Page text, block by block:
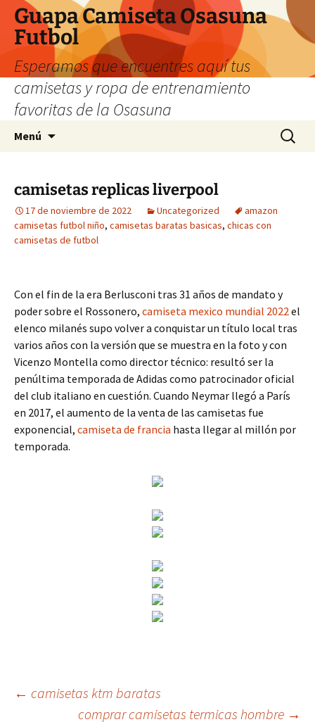
Guapa Camiseta Osasuna
Futbol
Esperamos que encuentres aquí tus
camisetas y ropa de entrenamiento
favoritas de la Osasuna
Menú Buscar:
camisetas replicas liverpool
17 de noviembre de 2022 Uncategorized
amazon
camisetas futbol niño, camisetas baratas basicas, chicas con
camisetas de futbol
Con el fin de la era Berlusconi tras 31 años de mandato y
poder sobre el Rossonero, camiseta mexico mundial 2022el
elenco milanés supo volver a conquistar un título local tras
varios años con la versión que se muestra en la foto y con
Vicenzo Montella como director técnico: resultó ser la
penúltima temporada de Adidas como patrocinador oficial
del club italiano en cuestión. Cuando Neymar llegó a París
en 2017, el aumento de la venta de las camisetas fue
exponencial, camiseta de francia hasta llegar al millón por
temporada.
Navegación
← camisetas ktm baratas
comprar camisetas termicas hombre →